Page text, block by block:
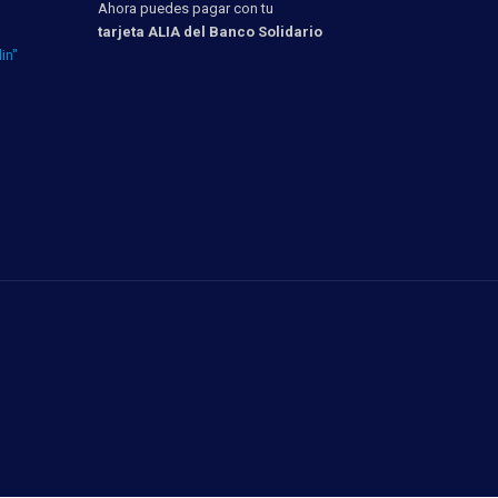
Ahora puedes pagar con tu
tarjeta ALIA del Banco Solidario